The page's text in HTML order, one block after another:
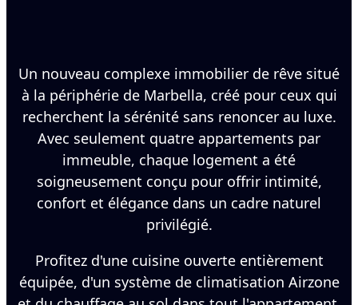
Un nouveau complexe immobilier de rêve situé
à la périphérie de Marbella, créé pour ceux qui
recherchent la sérénité sans renoncer au luxe.
Avec seulement quatre appartements par
immeuble, chaque logement a été
soigneusement conçu pour offrir intimité,
confort et élégance dans un cadre naturel
privilégié.
Profitez d'une cuisine ouverte entièrement
équipée, d'un système de climatisation Airzone